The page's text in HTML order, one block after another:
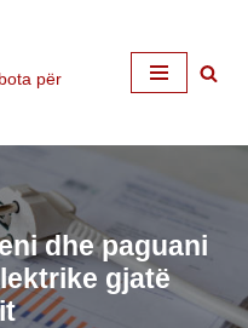
për
dhe paguani
gjatë